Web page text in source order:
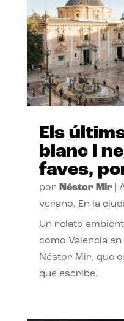
Els
blanc i
faves,
por Néstor Mir|
verano, En la
Un relato
como Valencia
Néstor Mir, que
que escribe.